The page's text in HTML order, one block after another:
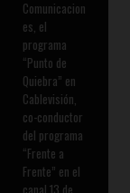
Comunicacion
es, el
programa
“Punto de
Quiebra” en
Cablevisión,
co-conductor
del programa
“Frente a
Frente” en el